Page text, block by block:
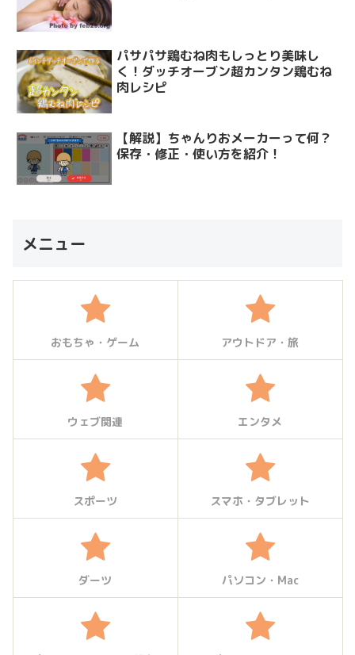
パサパサ鶏むね肉もしっとり美味し
く！ダッチオーブン超カンタン鶏むね
肉レシピ
【解説】ちゃんりおメーカーって何？
保存・修正・使い方を紹介！
メニュー
おもちゃ・ゲーム アウトドア・旅
ウェブ関連 エンタメ
スポーツ スマホ・タブレット
ダーツ パソコン・Mac